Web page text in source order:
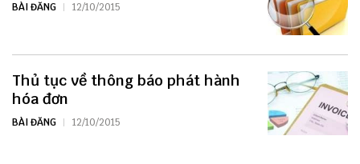
BÀI ĐĂNG 12/10/2015
Thủ tục về thông báo phát hành
hóa đơn
BÀI ĐĂNG 12/10/2015